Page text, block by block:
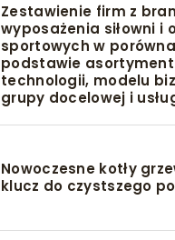
Zestawienie firm z
wyposażenia siłowni i
sportowych w
podstawie
technologii, modelu
grupy docelowej i
Nowoczesne kotły
klucz do czystszego